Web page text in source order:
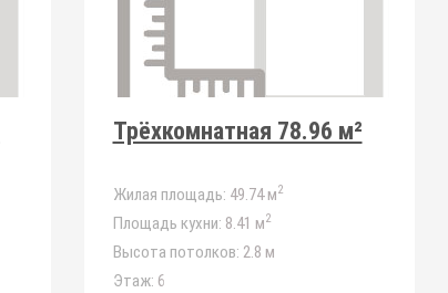
Трёхкомнатная 78.96 м²
Жилая площадь: 49.74 м2
Площадь кухни: 8.41 м2
Высота потолков: 2.8 м
Этаж: 6